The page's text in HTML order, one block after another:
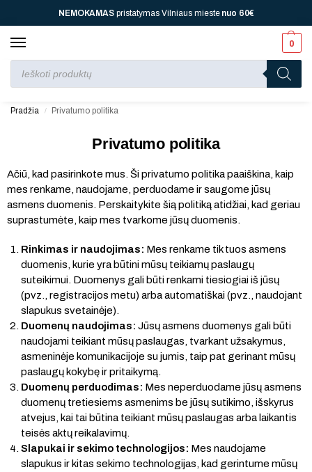
NEMOKAMASpristatymas Vilniaus miestenuo 60€
0
Perkant nuo70 € ⚡ jūsų laukia viena dovana, nuo dvi, nuo150 € ⚡
Pradžia / Privatumo politika
Privatumo politika
Ačiū, kad pasirinkote mus. Ši privatumo politika paaiškina, kaip
mes renkame, naudojame, perduodame ir saugome jūsų
asmens duomenis. Perskaitykite šią politiką atidžiai, kad geriau
suprastumėte, kaip mes tvarkome jūsų duomenis.
Rinkimas ir naudojimas: Mes renkame tik tuos asmens
duomenis, kurie yra būtini mūsų teikiamų paslaugų
suteikimui. Duomenys gali būti renkami tiesiogiai iš jūsų
(pvz., registracijos metu) arba automatiškai (pvz., naudojant
slapukus svetainėje).
Duomenų naudojimas: Jūsų asmens duomenys gali būti
naudojami teikiant mūsų paslaugas, tvarkant užsakymus,
asmeninėje komunikacijoje su jumis, taip pat gerinant mūsų
paslaugų kokybę ir pritaikymą.
Duomenų perduodimas: Mes neperduodame jūsų asmens
duomenų tretiesiems asmenims be jūsų sutikimo, išskyrus
atvejus, kai tai būtina teikiant mūsų paslaugas arba laikantis
teisės aktų reikalavimų.
Slapukai ir sekimo technologijos: Mes naudojame
slapukus ir kitas sekimo technologijas, kad gerintume mūsų